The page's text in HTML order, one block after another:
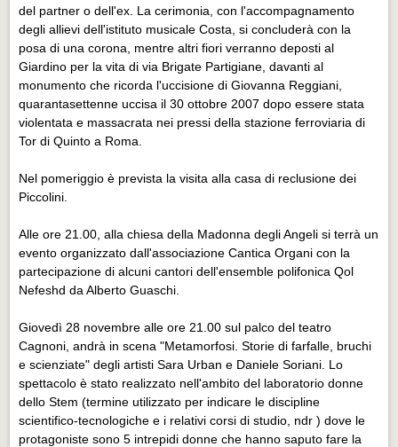
EVENTI
EVENTI
Eventi Vigevano
Eventi Vigevano
Eventi Pavia
del partner o dell'ex. La cerimonia, con l'accompagnamento
degli allievi dell'istituto musicale Costa, si concluderà con la
posa di una corona, mentre altri fiori verranno deposti al
Giardino per la vita di via Brigate Partigiane, davanti al
monumento che ricorda l'uccisione di Giovanna Reggiani,
quarantasettenne uccisa il 30 ottobre 2007 dopo essere stata
violentata e massacrata nei pressi della stazione ferroviaria di
Tor di Quinto a Roma.
Nel pomeriggio è prevista la visita alla casa di reclusione dei
Piccolini.
Alle ore 21.00, alla chiesa della Madonna degli Angeli si terrà un
evento organizzato dall'associazione Cantica Organi con la
partecipazione di alcuni cantori dell'ensemble polifonica Qol
Nefeshd da Alberto Guaschi.
Giovedì 28 novembre alle ore 21.00 sul palco del teatro
Cagnoni, andrà in scena "Metamorfosi. Storie di farfalle, bruchi
e scienziate" degli artisti Sara Urban e Daniele Soriani. Lo
spettacolo è stato realizzato nell'ambito del laboratorio donne
dello Stem (termine utilizzato per indicare le discipline
scientifico-tecnologiche e i relativi corsi di studio, ndr ) dove le
protagoniste sono 5 intrepidi donne che hanno saputo fare la